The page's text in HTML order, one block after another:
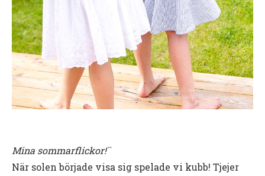
Mina sommarflickor!¨
När solen började visa sig spelade vi kubb! Tjejer